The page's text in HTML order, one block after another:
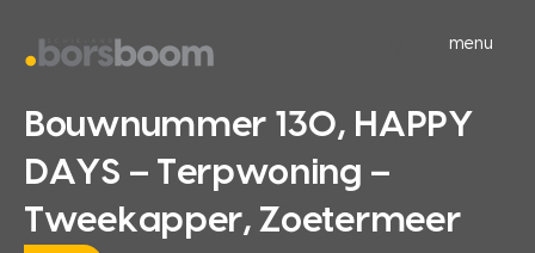
menu
Bouwnummer 130, HAPPY
DAYS – Terpwoning –
Tweekapper, Zoetermeer